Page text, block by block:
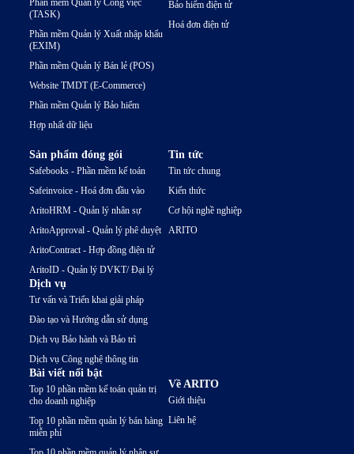
Phần mềm Quản lý Công việc
(TASK)
Phần mềm Quản lý Xuất nhập khẩu
(EXIM)
Phần mềm Quản lý Bán lẻ (POS)
Website TMDT (E-Commerce)
Phần mềm Quản lý Bảo hiểm
Hợp nhất dữ liệu
Bảo hiểm điện tử
Hoá đơn điện tử
Sản phẩm đóng gói
Safebooks - Phần mềm kế toán
Safeinvoice - Hoá đơn đầu vào
AritoHRM - Quản lý nhân sự
AritoApproval - Quản lý phê duyệt
AritoContract - Hợp đồng điện tử
AritoID - Quản lý DVKT/ Đại lý
Dịch vụ
Tư vấn và Triển khai giải pháp
Đào tạo và Hướng dẫn sử dụng
Dịch vụ Bảo hành và Bảo trì
Dịch vụ Công nghệ thông tin
Bài viết nổi bật
Top 10 phần mềm kế toán quản trị
cho doanh nghiệp
Top 10 phần mềm quản lý bán hàng
miễn phí
Tin tức
Tin tức chung
Kiến thức
Cơ hội nghề nghiệp
ARITO
Về ARITO
Giới thiệu
Liên hệ